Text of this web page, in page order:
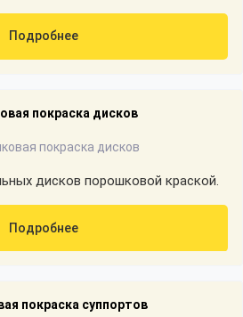
Подробнее
покраска дисков
дисков порошковой краской.
Подробнее
покраска суппортов